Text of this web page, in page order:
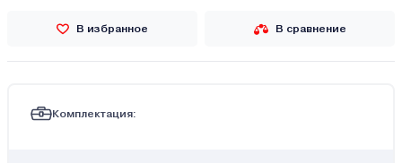
В избранное В сравнение
Комплектация: